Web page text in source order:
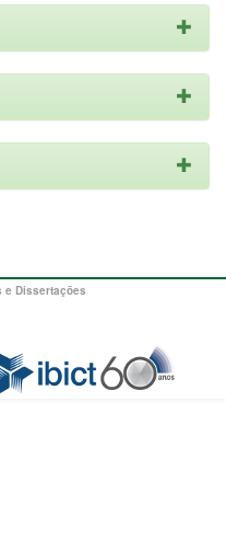
e Dissertações